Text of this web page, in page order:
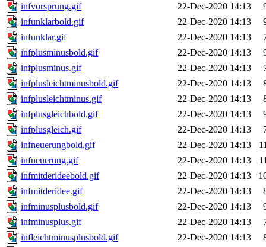
infvorsprung.gif
22-Dec-2020 14:13
infunklarbold.gif
22-Dec-2020 14:13
infunklar.gif
22-Dec-2020 14:13
infplusminusbold.gif
22-Dec-2020 14:13
infplusminus.gif
22-Dec-2020 14:13
infplusleichtminusbold.gif
22-Dec-2020 14:13
infplusleichtminus.gif
22-Dec-2020 14:13
infplusgleichbold.gif
22-Dec-2020 14:13
infplusgleich.gif
22-Dec-2020 14:13
infneuerungbold.gif
22-Dec-2020 14:13
infneuerung.gif
22-Dec-2020 14:13
infmitderideebold.gif
22-Dec-2020 14:13
infmitderidee.gif
22-Dec-2020 14:13
infminusplusbold.gif
22-Dec-2020 14:13
infminusplus.gif
22-Dec-2020 14:13
infleichtminusplusbold.gif
22-Dec-2020 14:13